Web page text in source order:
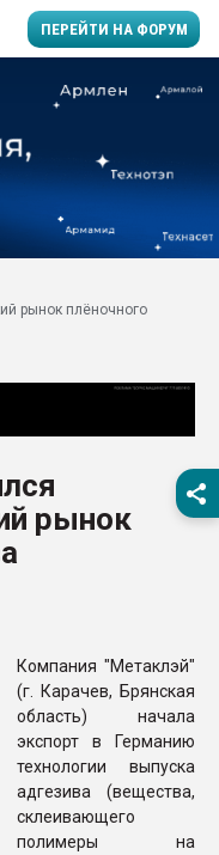
ПЕРЕЙТИ НА ФОРУМ
заводу пластмасс"
первый план в
28.07.2026
ситуацией на
рынок плёночного
рынок
Компания "Метаклэй"
(г. Карачев, Брянская
область) начала
экспорт в Германию
технологии выпуска
адгезива (вещества,
склеивающего
полимеры на